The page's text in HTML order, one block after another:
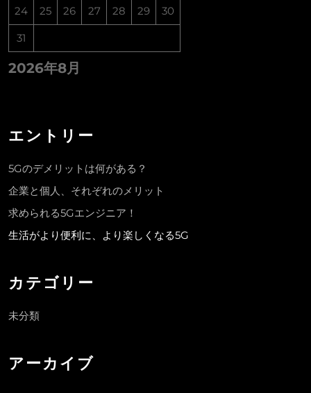
2026年8月
24 25 26 27 28 29 30
31
エントリー
5Gのデメリットは何がある？
企業と個人、それぞれのメリット
求められる5Gエンジニア！
生活がより便利に、より楽しくなる5G
カテゴリー
未分類
アーカイブ